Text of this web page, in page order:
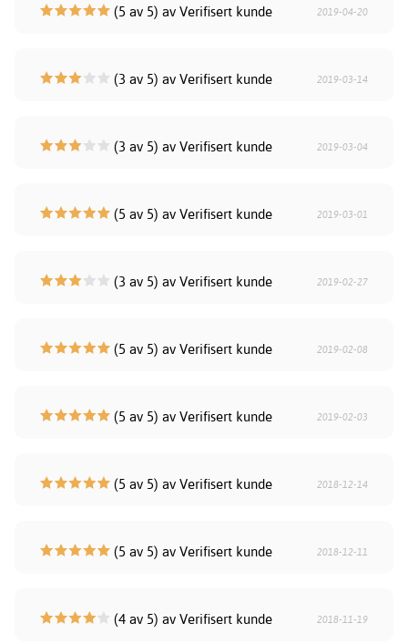
(5 av 5) av Verifisert kunde 2019-04-20
(3 av 5) av Verifisert kunde 2019-03-14
(3 av 5) av Verifisert kunde 2019-03-04
(5 av 5) av Verifisert kunde 2019-03-01
(3 av 5) av Verifisert kunde 2019-02-27
(5 av 5) av Verifisert kunde 2019-02-08
(5 av 5) av Verifisert kunde 2019-02-03
(5 av 5) av Verifisert kunde 2018-12-14
(5 av 5) av Verifisert kunde 2018-12-11
(4 av 5) av Verifisert kunde 2018-11-19